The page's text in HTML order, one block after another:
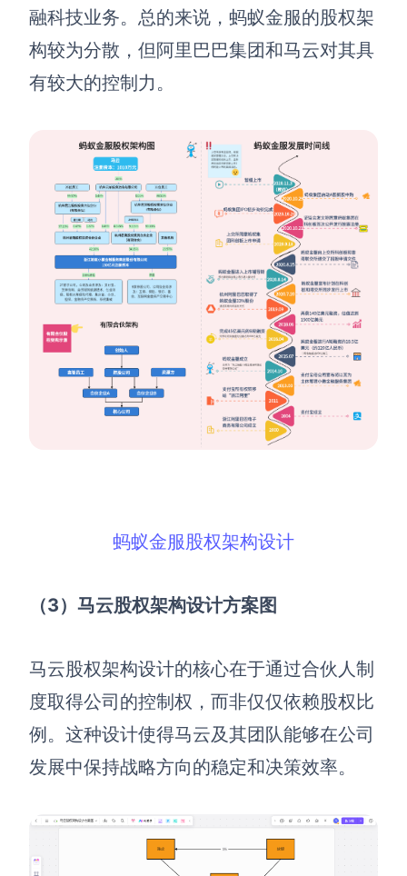
融科技业务。总的来说，蚂蚁金服的股权架
构较为分散，但阿里巴巴集团和马云对其具
有较大的控制力。
蚂蚁金服股权架构设计
（3）马云股权架构设计方案图
马云股权架构设计的核心在于通过合伙人制
度取得公司的控制权，而非仅仅依赖股权比
例。这种设计使得马云及其团队能够在公司
发展中保持战略方向的稳定和决策效率。